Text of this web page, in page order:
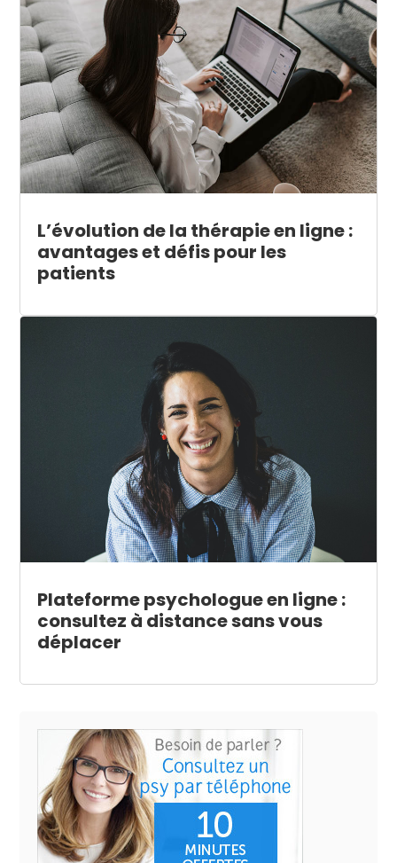
L’évolution de la thérapie en ligne :
avantages et défis pour les
patients
Plateforme psychologue en ligne :
consultez à distance sans vous
déplacer